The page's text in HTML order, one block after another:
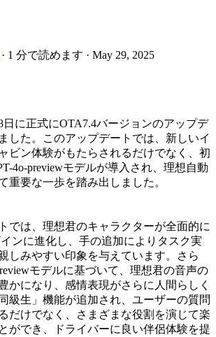
· 1 分で読めます · May 29, 2025
日に正式にOTA7.4バージョンのアップデ
した。このアップデートでは、新しいイ
ビン体験がもたらされるだけでなく、初
4o-previewモデルが導入され、理想自動
重要な一歩を踏み出しました。
では、理想君のキャラクターが全面的に
ンに進化し、手の追加によりタスク実
しみやすい印象を与えています。さら
モデルに基づいて、理想君の音声の
かになり、感情表現がさらに人間らしく
級生」機能が追加され、ユーザーの質問
だけでなく、さまざまな役割を演じて楽
ができ、ドライバーに良い伴侶体験を提